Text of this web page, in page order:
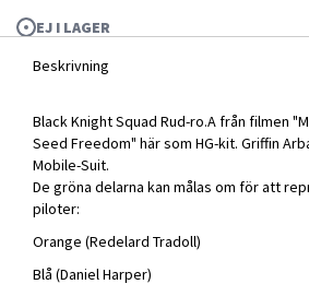
EJ I LAGER
HG Black Knight Squad Rud-ro.A (Griffin
Beskrivning
Black Knight Squad Rud-ro.A från filmen
Seed Freedom" här som HG-kit. Griffin
Mobile-Suit.
De gröna delarna kan målas om för att
piloter:
Orange (Redelard Tradoll)
Blå (Daniel Harper)